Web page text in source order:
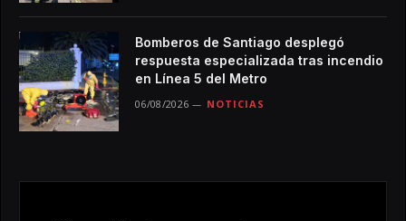
Bomberos de Santiago desplegó
respuesta especializada tras incendio
en Línea 5 del Metro
06/08/2026 NOTICIAS